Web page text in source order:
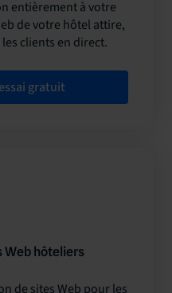
entièrement à votre
de votre hôtel attire,
clients en direct.
gratuit
Web hôteliers
de sites Web pour les